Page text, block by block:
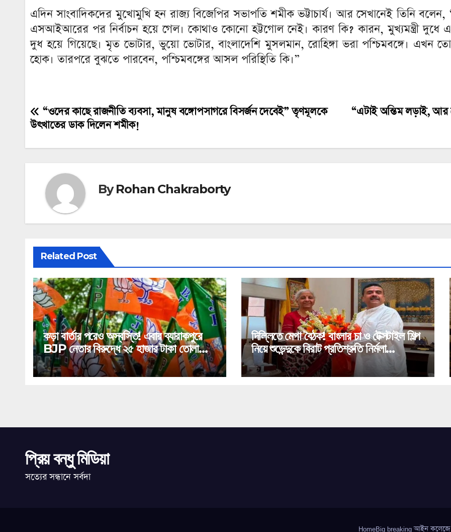
এদিন সাংবাদিকদের মুখোমুখি হন রাজ্য বিজেপির সভাপতি শমীক ভট্টাচার্য। আর সেখানেই তিনি
এসআইআরের পর নির্বাচন হয়ে গেল। কোথাও কোনো হট্টগোল নেই। কারণ কি? কারন, মুখ্যমন্ত্রী
দুধ হয়ে গিয়েছে। মৃত ভোটার, ভুয়ো ভোটার, বাংলাদেশি মুসলমান, রোহিঙ্গা ভরা পশ্চিমবঙ্গে। এখন
হোক। তারপরে বুঝতে পারবেন, পশ্চিমবঙ্গের আসল পরিস্থিতি কি।”
Post
navigation
“এটাই অন্তিম লড়াই, আর
“ওদের কাছে রাজনীতি ব্যবসা, মানুষ বঙ্গোপসাগরে বিসর্জন দেবেই” তৃণমূলকে
উৎখাতের ডাক দিলেন শমীক!
ByRohan Chakraborty
Related Post
কড়া বার্তার পরেও অস্বস্তি! এবার ব্যারাকপুরে
BJP নেতার বিরুদ্ধে ২৫ হাজার টাকা তোলা
দাবির গুরুতর অভিযোগ, ভাইরাল অডিও!
দিল্লিতে মেগা বৈঠক! বাংলার চা ও টেক্সটাইল শিল্প
নিয়ে শুভেন্দুকে বিরাট প্রতিশ্রুতি নির্মলা
সীতারামণের!
প্রিয় বন্ধু মিডিয়া
সত্যের সন্ধানে সর্বদা
HomeBig breaking আইন